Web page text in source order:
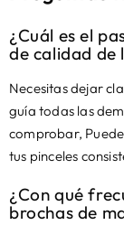
¿Cuál es el
de calidad de
Necesitas dejar
guía todas las
comprobar,
tus pinceles
¿Con qué
brochas de